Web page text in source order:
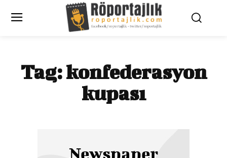
Tag:konfederasyon
kupası